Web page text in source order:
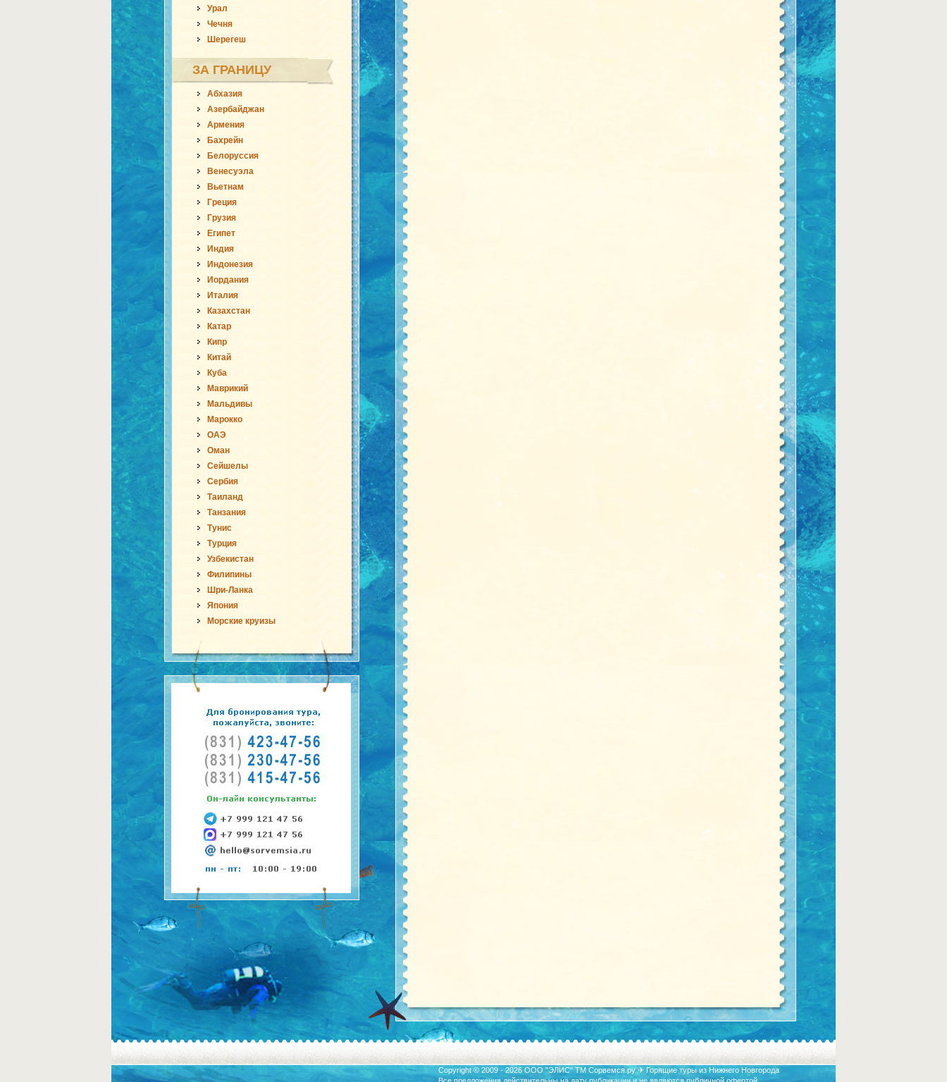
Урал
Чечня
Шерегеш
ЗА ГРАНИЦУ
Абхазия
Азербайджан
Армения
Бахрейн
Белоруссия
Венесуэла
Вьетнам
Греция
Грузия
Египет
Индия
Индонезия
Иордания
Италия
Казахстан
Катар
Кипр
Китай
Куба
Маврикий
Мальдивы
Марокко
ОАЭ
Оман
Сейшелы
Сербия
Таиланд
Танзания
Тунис
Турция
Узбекистан
Филипины
Шри-Ланка
Япония
Морские круизы
Copyright © 2009 - 2026 ООО "ЭЛИС" ТМ Сорвемся.ру ✈ Горящие туры из Нижнего Новгорода